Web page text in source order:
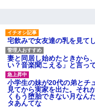
宅飲みで女友達の乳を見て
妻と同居し始めたときから
い？音楽聞こえる」と言っ
小学生の妹が20代の弟とチ
見てから実家を出た。それ
くもう堕胎できない月なん
タあんてな